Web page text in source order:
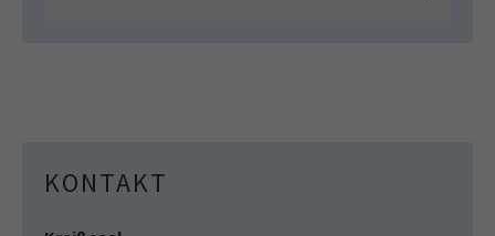
KONTAKT